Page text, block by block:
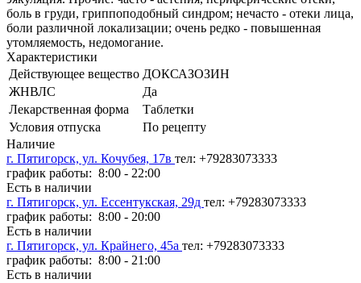
боль в груди, гриппоподобный синдром; нечасто - отеки лица,
боли различной локализации; очень редко - повышенная
утомляемость, недомогание.
Характеристики
Действующее вещество ДОКСАЗОЗИН
ЖНВЛС
Да
Лекарственная форма
Таблетки
Условия отпуска
По рецепту
Наличие
г. Пятигорск, ул. Кочубея, 17в тел: +79283073333
график работы: 8:00 - 22:00
Есть в наличии
г. Пятигорск, ул. Ессентукская, 29д тел: +79283073333
график работы: 8:00 - 20:00
Есть в наличии
г. Пятигорск, ул. Крайнего, 45а тел: +79283073333
график работы: 8:00 - 21:00
Есть в наличии